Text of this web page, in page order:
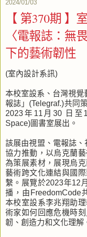
2024/01/03
【 第370期
〈電報誌：無
下的藝術韌性
(室內設計系訊)
本校室設系、台灣視覺
報誌」(Telegraf.)共同
2023年11月30 日至
Space)圖書室展出。
該展由視盟、電報誌
協力推動，以烏克蘭
為策展素材，展現烏
藝術跨文化連結與國
繫。展覽於2023年12
播，由FreedomCode
本校室設系李兆翔助
術家如何回應危機時
韌、創造力和文化理解